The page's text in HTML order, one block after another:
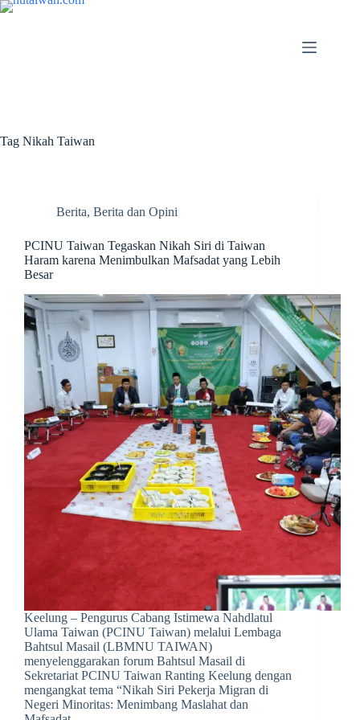
Tag Nikah Taiwan
Berita, Berita dan Opini
PCINU Taiwan Tegaskan Nikah Siri di Taiwan
Haram karena Menimbulkan Mafsadat yang Lebih
Besar
Keelung – Pengurus Cabang Istimewa Nahdlatul
Ulama Taiwan (PCINU Taiwan) melalui Lembaga
Bahtsul Masail (LBMNU TAIWAN)
menyelenggarakan forum Bahtsul Masail di
Sekretariat PCINU Taiwan Ranting Keelung dengan
mengangkat tema “Nikah Siri Pekerja Migran di
Negeri Minoritas: Menimbang Maslahat dan